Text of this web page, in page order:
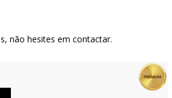
não hesites em contactar.